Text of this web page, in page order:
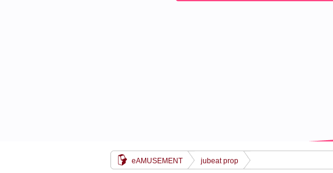
eAMUSEMENT jubeat prop